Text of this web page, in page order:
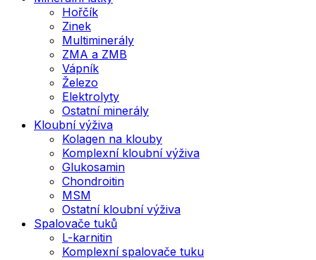
Hořčík
Zinek
Multiminerály
ZMA a ZMB
Vápník
Železo
Elektrolyty
Ostatní minerály
Kloubní výživa
Kolagen na klouby
Komplexní kloubní výživa
Glukosamin
Chondroitin
MSM
Ostatní kloubní výživa
Spalovače tuků
L-karnitin
Komplexní spalovače tuku